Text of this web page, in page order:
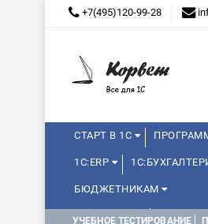
+7(495)120-99-28
СТАРТ В 1С
1С:ERP
БЮДЖЕТНИКАМ
МИНИ-КУРСЫ КУРСЫ
УЧЕБНОЕ ТЕСТИРОВАНИЕ